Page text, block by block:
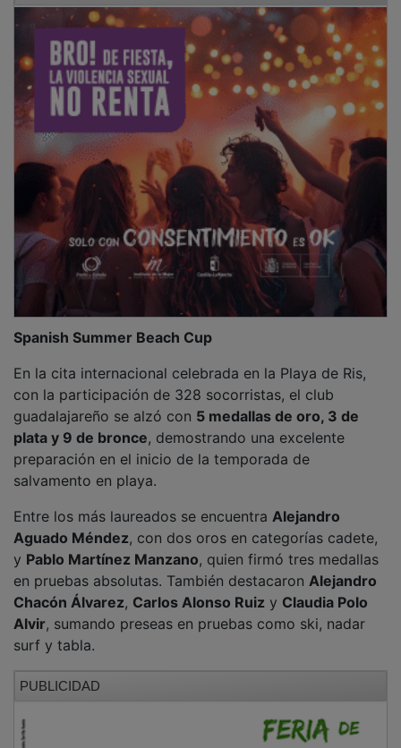
con la participación de 328 socorristas, el club
guadalajareño se alzó con5 medallas de oro, 3 de
plata y 9 de bronce, demostrando una excelente
preparación en el inicio de la temporada de
salvamento en playa.
Aguado Méndez, con dos oros en categorías cadete,
yPablo Martínez Manzano, quien firmó tres medallas
en pruebas absolutas. También destacaronAlejandro
Chacón Álvarez,Carlos Alonso RuizyClaudia Polo
Alvir, sumando preseas en pruebas como ski, nadar
surf y tabla.